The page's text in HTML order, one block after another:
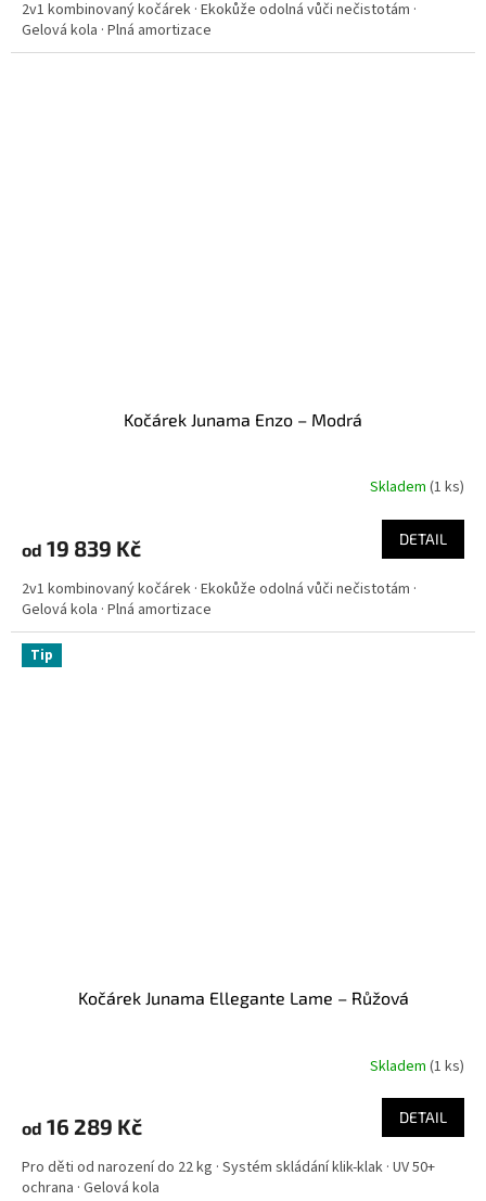
2v1 kombinovaný kočárek · Ekokůže odolná vůči nečistotám ·
Gelová kola · Plná amortizace
Kočárek Junama Enzo – Modrá
Skladem (1 ks)
od 19 839 Kč DETAIL
2v1 kombinovaný kočárek · Ekokůže odolná vůči nečistotám ·
Gelová kola · Plná amortizace
Tip
Kočárek Junama Ellegante Lame – Růžová
Skladem (1 ks)
od 16 289 Kč DETAIL
Pro děti od narození do 22 kg · Systém skládání klik-klak · UV 50+
ochrana · Gelová kola